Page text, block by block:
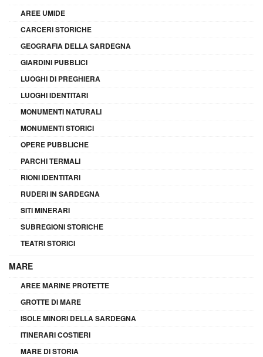
AREE UMIDE
CARCERI STORICHE
GEOGRAFIA DELLA SARDEGNA
GIARDINI PUBBLICI
LUOGHI DI PREGHIERA
LUOGHI IDENTITARI
MONUMENTI NATURALI
MONUMENTI STORICI
OPERE PUBBLICHE
PARCHI TERMALI
RIONI IDENTITARI
RUDERI IN SARDEGNA
SITI MINERARI
SUBREGIONI STORICHE
TEATRI STORICI
MARE
AREE MARINE PROTETTE
GROTTE DI MARE
ISOLE MINORI DELLA SARDEGNA
ITINERARI COSTIERI
MARE DI STORIA